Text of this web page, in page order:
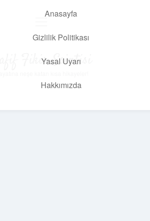
Anasayfa
Gizlilik Politikası
Yasal Uyarı
Hakkımızda
Hafif Fikir Esintisi